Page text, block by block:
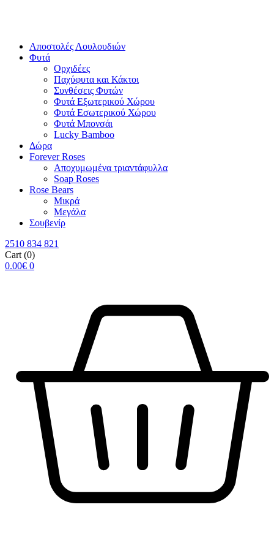
Αποστολές Λουλουδιών
Φυτά
Ορχιδέες
Παχύφυτα και Κάκτοι
Συνθέσεις Φυτών
Φυτά Εξωτερικού Χώρου
Φυτά Εσωτερικού Χώρου
Φυτά Μπονσάι
Lucky Bamboo
Δώρα
Forever Roses
Αποχυμωμένα τριαντάφυλλα
Soap Roses
Rose Βears
Μικρά
Μεγάλα
Σουβενίρ
2510 834 821
Cart (0)
0.00€ 0